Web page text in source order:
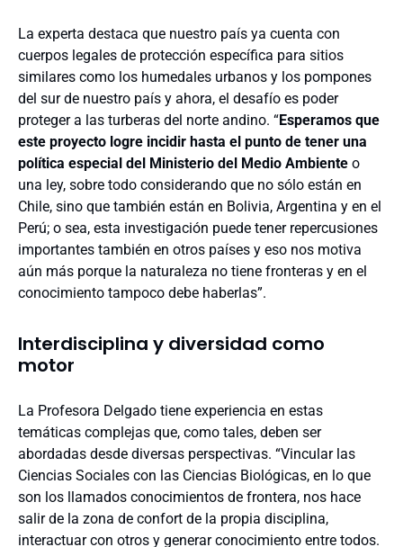
La experta destaca que nuestro país ya cuenta con
cuerpos legales de protección específica para sitios
similares como los humedales urbanos y los pompones
del sur de nuestro país y ahora, el desafío es poder
proteger a las turberas del norte andino. “Esperamos que
este proyecto logre incidir hasta el punto de tener una
política especial del Ministerio del Medio Ambiente o
una ley, sobre todo considerando que no sólo están en
Chile, sino que también están en Bolivia, Argentina y en el
Perú; o sea, esta investigación puede tener repercusiones
importantes también en otros países y eso nos motiva
aún más porque la naturaleza no tiene fronteras y en el
conocimiento tampoco debe haberlas”.
Interdisciplina y diversidad como
motor
La Profesora Delgado tiene experiencia en estas
temáticas complejas que, como tales, deben ser
abordadas desde diversas perspectivas. “Vincular las
Ciencias Sociales con las Ciencias Biológicas, en lo que
son los llamados conocimientos de frontera, nos hace
salir de la zona de confort de la propia disciplina,
interactuar con otros y generar conocimiento entre todos.